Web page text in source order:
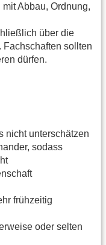
Abbau, Ordnung,
über die
Fachschaften sollten
dürfen.
nicht unterschätzen
sodass
frühzeitig
oder selten